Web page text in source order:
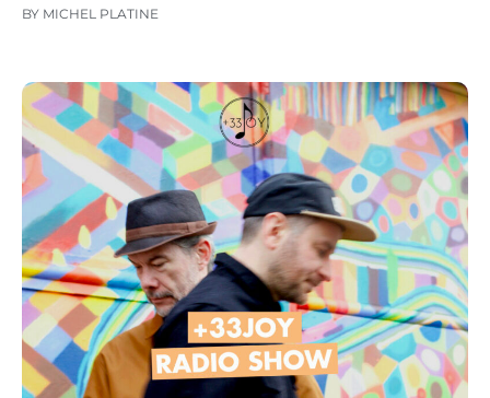
BY MICHEL PLATINE